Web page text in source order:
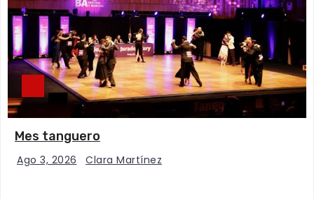
Mes tanguero
Ago 3, 2026 Clara Martínez